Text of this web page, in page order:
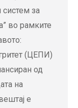
систем за
во рамките
(ЦЕПИ)
од
на
е